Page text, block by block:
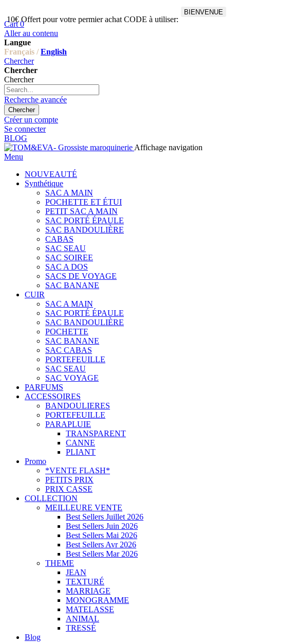
10€ Offert pour votre permier achat CODE à utiliser:
BIENVENUE
Cart 0
Aller au contenu
Langue
Français / English
Chercher
Chercher
Chercher
Recherche avancée
Chercher
Créer un compte
Se connecter
BLOG
Affichage navigation
Menu
NOUVEAUTÉ
Synthétique
SAC A MAIN
POCHETTE ET ÉTUI
PETIT SAC A MAIN
SAC PORTÉ ÉPAULE
SAC BANDOULIÈRE
CABAS
SAC SEAU
SAC SOIREE
SAC A DOS
SACS DE VOYAGE
SAC BANANE
CUIR
SAC A MAIN
SAC PORTÉ ÉPAULE
SAC BANDOULIÈRE
POCHETTE
SAC BANANE
SAC CABAS
PORTEFEUILLE
SAC SEAU
SAC VOYAGE
PARFUMS
ACCESSOIRES
BANDOULIERES
PORTEFEUILLE
PARAPLUIE
TRANSPARENT
CANNE
PLIANT
Promo
*VENTE FLASH*
PETITS PRIX
PRIX CASSE
COLLECTION
MEILLEURE VENTE
Best Sellers Juillet 2026
Best Sellers Juin 2026
Best Sellers Mai 2026
Best Sellers Avr 2026
Best Sellers Mar 2026
THEME
JEAN
TEXTURÉ
MARRIAGE
MONOGRAMME
MATELASSE
ANIMAL
TRESSÉ
Blog